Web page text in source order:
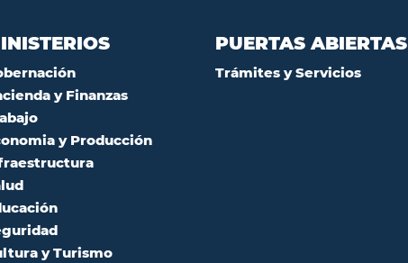
y Finanzas
y Producción
y Turismo
PUERTAS ABIERTAS
Trámites y Servicios